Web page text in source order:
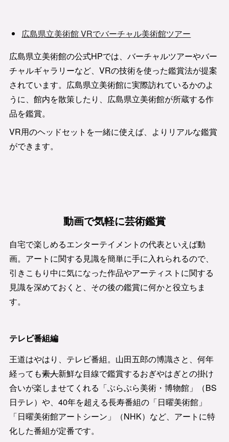
広島県立美術館 VRでバーチャル美術館ツアー
広島県立美術館の公式HPでは、バーチャルツアーやバー
チャルギャラリーなど、VRの技術を使った鑑賞法が提案
されています。広島県立美術館に実際訪れているかのよ
うに、館内を散策したり、広島県立美術館が所蔵する作
品を鑑賞。
VR用のヘッドセットを一緒に使えば、よりリアルな鑑賞
ができます。
動画で気軽に芸術鑑賞
自宅で楽しめるエンターテイメントの代表といえば動
画。アートに関する見識を簡単に手に入れられるので、
引きこもり中に気になった作品やアーティストに関する
見識を深めておくと、その後の鑑賞に何かと役立ちま
す。
テレビ番組編
王道はやはり、テレビ番組。山田五郎の博識さと、何年
経っても素人新鮮な目線で鑑賞するおぎやはぎとの掛け
合いが楽しませてくれる「ぶらぶら美術・博物館」（BS
日テレ）や、40年を超える長寿番組の「日曜美術館」
「日曜美術館アートシーン」（NHK）など、アートに特
化した番組が定番です。